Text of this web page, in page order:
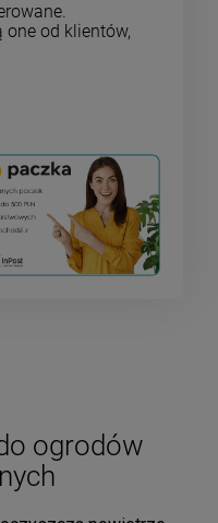
one od klientów,
ogrodów